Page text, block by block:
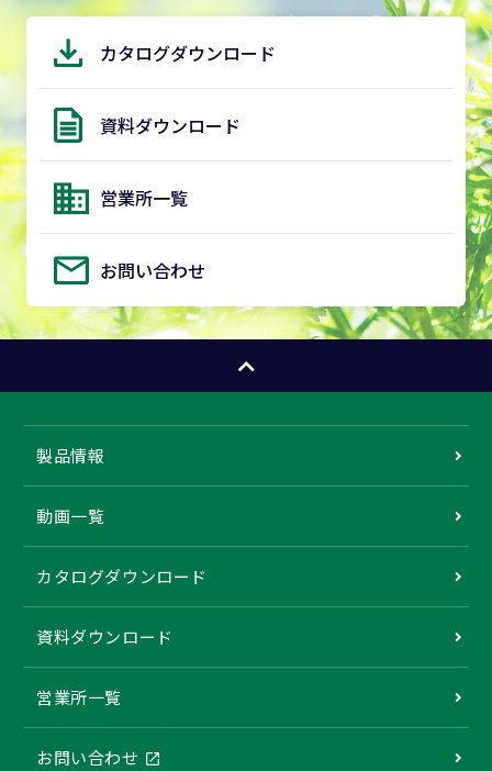
カタログダウンロード
資料ダウンロード
営業所一覧
お問い合わせ
製品情報
動画一覧
カタログダウンロード
資料ダウンロード
営業所一覧
お問い合わせ